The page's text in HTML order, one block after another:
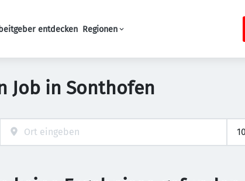
Navigation
entdecken Regionen
Job in Sonthofen